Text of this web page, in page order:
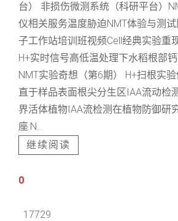
台） 非损伤微测系统（科研平台）
仪相关服务温度胁迫NMT体验与测
子工作站培训班视频Cell经典实验重
H+实时信号高低温处理下水稻根部钙
NMT实验奇想（第6期） H+扫根实
直于样品表面根尖分生区IAA流动检
界活体植物IAA流检测在植物防御研
座:N...
继续阅读
0
17729